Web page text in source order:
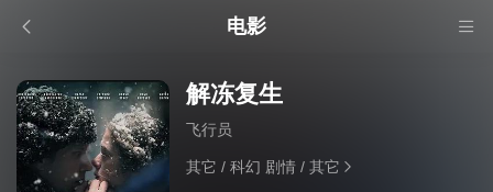
电影
解冻复生
飞行员
其它 / 科幻 剧情/ 其它